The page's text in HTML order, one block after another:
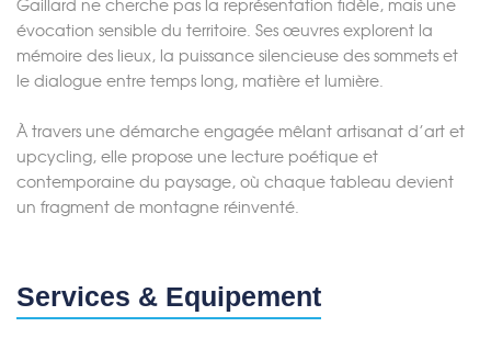
Gaillard ne cherche pas la représentation fidèle, mais une
évocation sensible du territoire. Ses œuvres explorent la
mémoire des lieux, la puissance silencieuse des sommets et
le dialogue entre temps long, matière et lumière.
À travers une démarche engagée mêlant artisanat d’art et
upcycling, elle propose une lecture poétique et
contemporaine du paysage, où chaque tableau devient
un fragment de montagne réinventé.
Services & Equipement
Merci de patienter...